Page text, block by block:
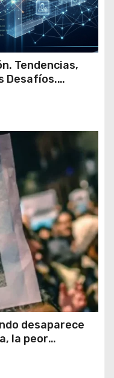
Tendencias,
Desafíos.
2026
desaparece
la peor
seguir